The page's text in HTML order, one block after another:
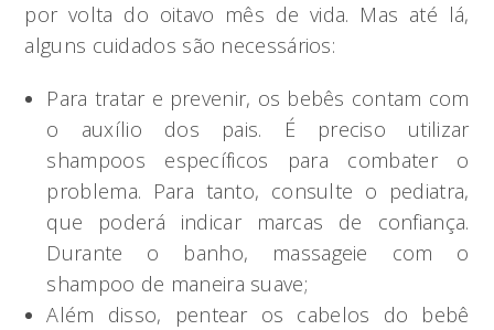
por volta do oitavo mês de vida. Mas até lá,
alguns cuidados são necessários:
Para tratar e prevenir, os bebês contam com
o auxílio dos pais. É preciso utilizar
shampoos específicos para combater o
problema. Para tanto, consulte o pediatra,
que poderá indicar marcas de confiança.
Durante o banho, massageie com o
shampoo de maneira suave;
Além disso, pentear os cabelos do bebê